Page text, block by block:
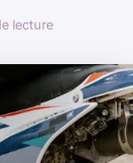
lecture